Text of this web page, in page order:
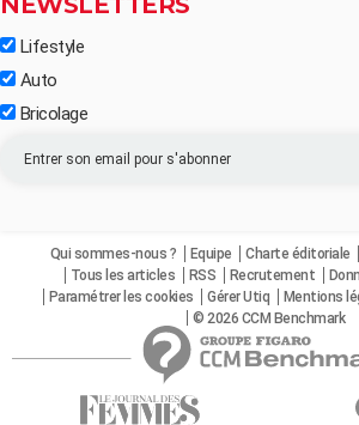
Lifestyle
Auto
Bricolage
Qui sommes-nous ? Equipe Charte éditoriale
Tous les articles
RSS Recrutement
Paramétrer les cookies
Gérer Utiq Mentions
© 2026 CCM Benchmark